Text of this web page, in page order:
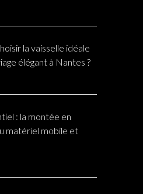
la vaisselle idéale
élégant à Nantes ?
: la montée en
matériel mobile et